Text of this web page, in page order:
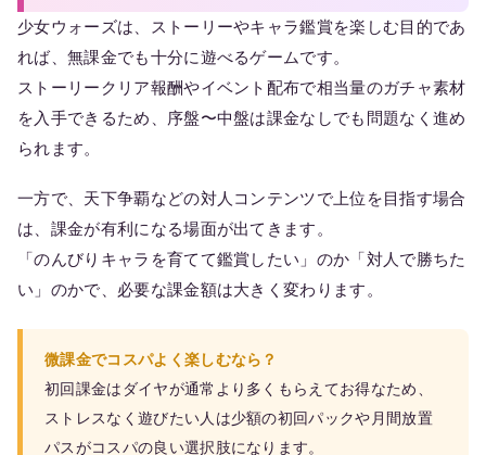
少女ウォーズは、ストーリーやキャラ鑑賞を楽しむ目的であ
れば、無課金でも十分に遊べるゲームです。
ストーリークリア報酬やイベント配布で相当量のガチャ素材
を入手できるため、序盤〜中盤は課金なしでも問題なく進め
られます。
一方で、天下争覇などの対人コンテンツで上位を目指す場合
は、課金が有利になる場面が出てきます。
「のんびりキャラを育てて鑑賞したい」のか「対人で勝ちた
い」のかで、必要な課金額は大きく変わります。
微課金でコスパよく楽しむなら？
初回課金はダイヤが通常より多くもらえてお得なため、
ストレスなく遊びたい人は少額の初回パックや月間放置
パスがコスパの良い選択肢になります。